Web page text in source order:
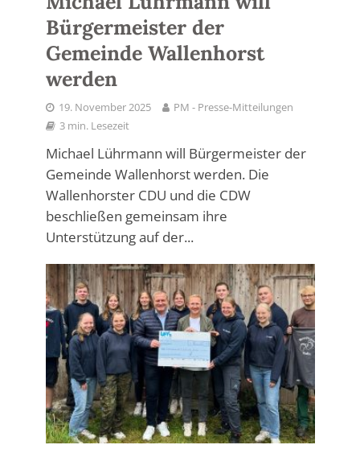
Bürgermeister der
Gemeinde Wallenhorst
werden
19. November 2025
PM - Presse-Mitteilungen
3 min. Lesezeit
Michael Lührmann will Bürgermeister der
Gemeinde Wallenhorst werden. Die
Wallenhorster CDU und die CDW
beschließen gemeinsam ihre
Unterstützung auf der...